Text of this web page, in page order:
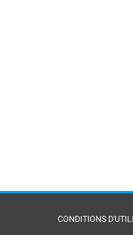
CONDITIONS